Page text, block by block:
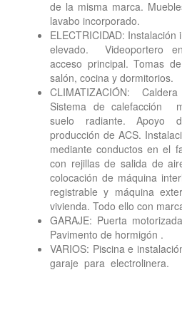
de la misma marca.
lavabo incorporado.
ELECTRICIDAD:
elevado. Videoportero
acceso principal. Tomas
salón, cocina y dormitorios.
CLIMATIZACIÓN:
Sistema de calefacción
suelo radiante. Apoyo
producción de ACS.
mediante conductos en el
con rejillas de salida de
colocación de máquina
registrable y máquina
vivienda. Todo ello con
GARAJE: Puerta
Pavimento de hormigón .
VARIOS: Piscina e
garaje para electrolinera.